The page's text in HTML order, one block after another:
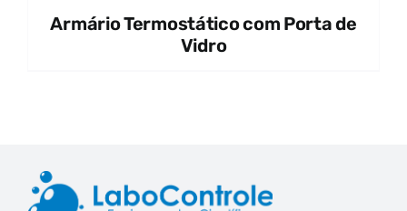
Armário Termostático com Porta de
Vidro